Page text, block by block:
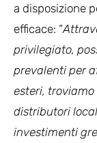
a disposizione
efficace: “
privilegiato,
prevalenti per
esteri,
distributori
investimenti